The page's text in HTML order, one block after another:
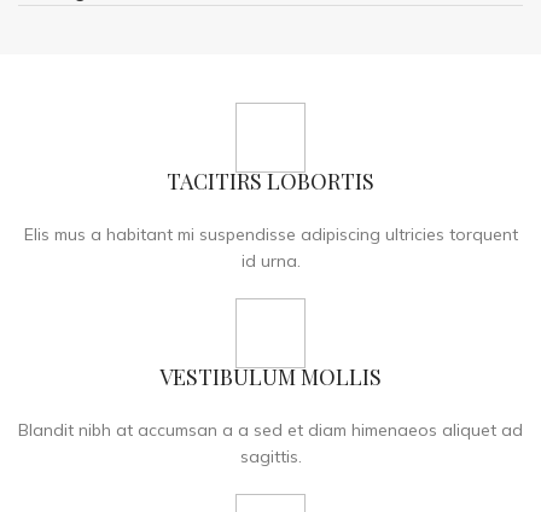
TACITIRS LOBORTIS
Elis mus a habitant mi suspendisse adipiscing ultricies torquent
id urna.
VESTIBULUM MOLLIS
Blandit nibh at accumsan a a sed et diam himenaeos aliquet ad
sagittis.